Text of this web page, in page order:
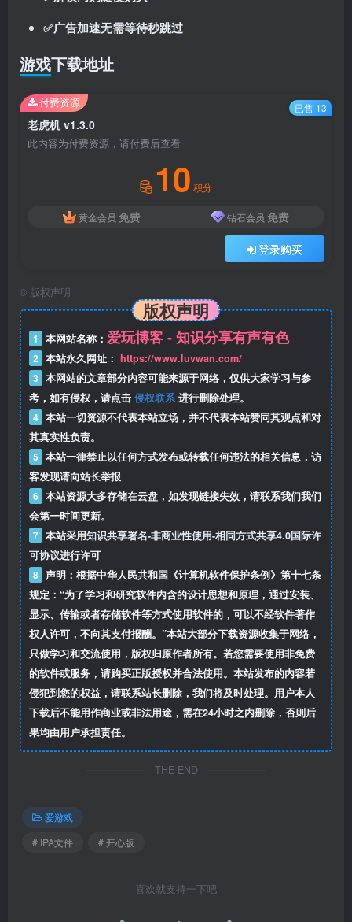
✅广告加速无需等待秒跳过
游戏下载地址
老虎机 v1.3.0
此内容为付费资源，请付费后查看
10 积分
黄金会员 免费 钻石会员 免费
登录购买
付费资源 已售 13
© 版权声明
版权声明
1 本网站名称： 爱玩博客 - 知识分享有声有色
2 本站永久网址： https://www.luvwan.com/
3 本网站的文章部分内容可能来源于网络，仅供大家学习与参
考，如有侵权，请点击 侵权联系 进行删除处理。
4 本站一切资源不代表本站立场，并不代表本站赞同其观点和对
其真实性负责。
5 本站一律禁止以任何方式发布或转载任何违法的相关信息，访
客发现请向站长举报
6 本站资源大多存储在云盘，如发现链接失效，请联系我们我们
会第一时间更新。
7 本站采用知识共享署名-非商业性使用-相同方式共享4.0国际许
可协议进行许可
8 声明：根据中华人民共和国《计算机软件保护条例》第十七条
规定：“为了学习和研究软件内含的设计思想和原理，通过安装、
显示、传输或者存储软件等方式使用软件的，可以不经软件著作
权人许可，不向其支付报酬。”本站大部分下载资源收集于网络，
只做学习和交流使用，版权归原作者所有。若您需要使用非免费
的软件或服务，请购买正版授权并合法使用。本站发布的内容若
侵犯到您的权益，请联系站长删除，我们将及时处理。用户本人
下载后不能用作商业或非法用途，需在24小时之内删除，否则后
果均由用户承担责任。
THE END
爱游戏
# IPA文件
# 开心版
喜欢就支持一下吧